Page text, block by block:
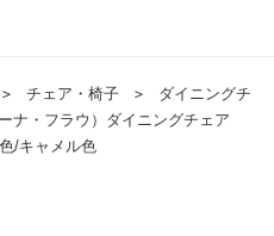
＞ チェア・椅子 ＞
ダイニングチ
ナ・フラウ）ダイニングチェア
/キャメル色